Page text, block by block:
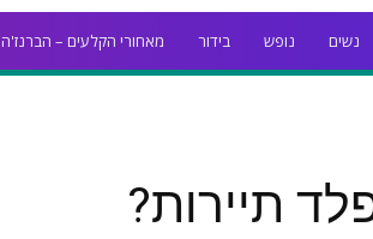
נשים נופש בידור מאחורי הקלעים – הברנז'ה
תיירות?